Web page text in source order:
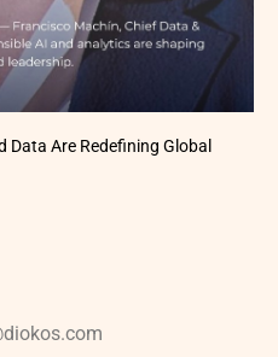
Are Redefining Global